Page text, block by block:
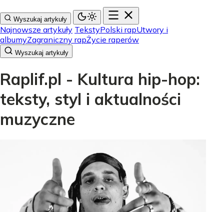
Wyszukaj artykuły
Najnowsze artykuły TekstyPolski rapUtwory i
albumyZagraniczny rapŻycie raperów
Wyszukaj artykuły
Raplif.pl - Kultura hip-hop:
teksty, styl i aktualności
muzyczne